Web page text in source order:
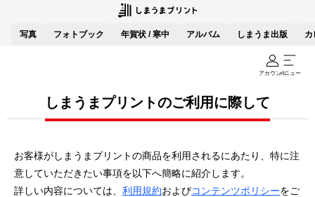
写真 フォトブック 年賀状 / 寒中 アルバム しまうま出版 カ
アカウントメニュー
しまうまプリントのご利用に際して
お客様がしまうまプリントの商品を利用されるにあたり、特に注
意していただきたい事項を以下へ簡略に紹介します。
詳しい内容については、 利用規約およびコンテンツポリシーをご